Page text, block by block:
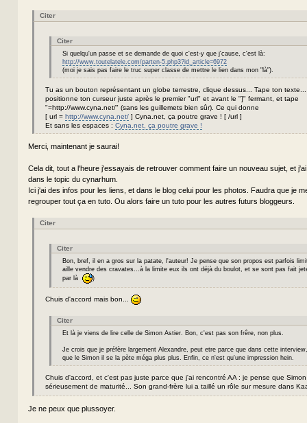
Citer
Citer
Si quelqu'un passe et se demande de quoi c'est-y que j'cause, c'est là:
http://www.toutelatele.com/parten-5.php3?id_article=6972
(moi je sais pas faire le truc super classe de mettre le lien dans mon "là").
Tu as un bouton représentant un globe terrestre, clique dessus... Tape ton
positionne ton curseur juste après le premier "url" et avant le "]" fermant, et tape
"=http://www.cyna.net/" (sans les guillemets bien sûr). Ce qui donne
[ url = http://www.cyna.net/] Cyna.net, ça poutre grave ! [ /url ]
Et sans les espaces : Cyna.net, ça poutre grave !
Merci, maintenant je saurai!
Cela dit, tout a l'heure j'essayais de retrouver comment faire un nouveau sujet, et
dans le topic du cynarhum.
Ici j'ai des infos pour les liens, et dans le blog celui pour les photos. Faudra que je
regrouper tout ça en tuto. Ou alors faire un tuto pour les autres futurs bloggeurs.
Citer
Citer
Bon, bref, il en a gros sur la patate, l'auteur! Je pense que son propos est parfois
aille vendre des cravates...à la limite eux ils ont déjà du boulot, et se sont pas fait
par là
)
Chuis d'accord mais bon...
Citer
Et là je viens de lire celle de Simon Astier. Bon, c'est pas son frêre, non plus.
Je crois que je préfère largement Alexandre, peut etre parce que dans cette
que le Simon il se la pète méga plus plus. Enfin, ce n'est qu'une impression hein.
Chuis d'accord, et c'est pas juste parce que j'ai rencontré AA : je pense que
sérieusement de maturité... Son grand-frère lui a taillé un rôle sur mesure dans
Je ne peux que plussoyer.